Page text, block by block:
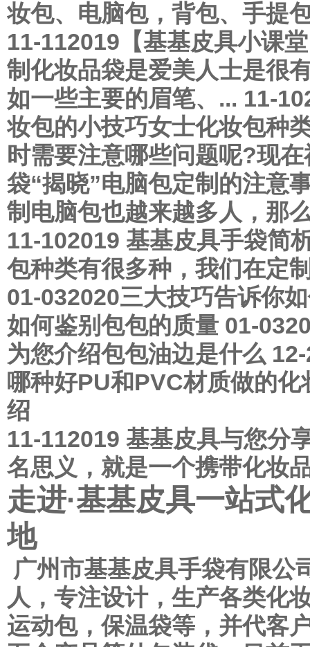
妆包、电脑包，背包、手提
11-112019 【基基皮具小课
制化妆品袋是爱美人士是很
如一些主要的眉笔、... 11-10
妆包的小技巧女士化妆包种
时需要注意哪些问题呢?现
袋“揭晓”电脑包定制的注意
制电脑包也越来越多人，那
11-102019 基基皮具手袋简
包种类有很多种，我们在定
01-032020三大技巧告诉你
如何鉴别包包的质量 01-03
为您介绍包包油边是什么
哪种好PU和PVC材质做的
绍
11-112019 基基皮具与您分
名思义，就是一个携带化妆
走进·基基皮具一站式
地
广州市基基皮具手袋有限公
人，专注设计，生产各类化
运动包，保温袋等，并代客